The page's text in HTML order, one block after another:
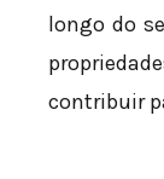
longo do
contribuir